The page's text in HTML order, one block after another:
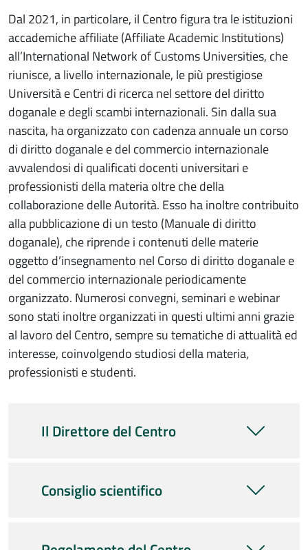
Dal 2021, in particolare, il Centro figura tra le istituzioni
accademiche affiliate (Affiliate Academic Institutions)
all’International Network of Customs Universities, che
riunisce, a livello internazionale, le più prestigiose
Università e Centri di ricerca nel settore del diritto
doganale e degli scambi internazionali. Sin dalla sua
nascita, ha organizzato con cadenza annuale un corso
di diritto doganale e del commercio internazionale
avvalendosi di qualificati docenti universitari e
professionisti della materia oltre che della
collaborazione delle Autorità. Esso ha inoltre contribuito
alla pubblicazione di un testo (Manuale di diritto
doganale), che riprende i contenuti delle materie
oggetto d’insegnamento nel Corso di diritto doganale e
del commercio internazionale periodicamente
organizzato. Numerosi convegni, seminari e webinar
sono stati inoltre organizzati in questi ultimi anni grazie
al lavoro del Centro, sempre su tematiche di attualità ed
interesse, coinvolgendo studiosi della materia,
professionisti e studenti.
Il Direttore del Centro
Consiglio scientifico